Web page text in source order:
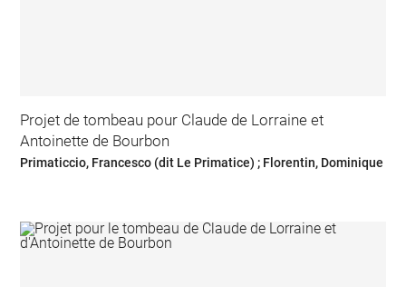
Projet de tombeau pour Claude de Lorraine et
Antoinette de Bourbon
Primaticcio, Francesco (dit Le Primatice) ; Florentin, Dominique